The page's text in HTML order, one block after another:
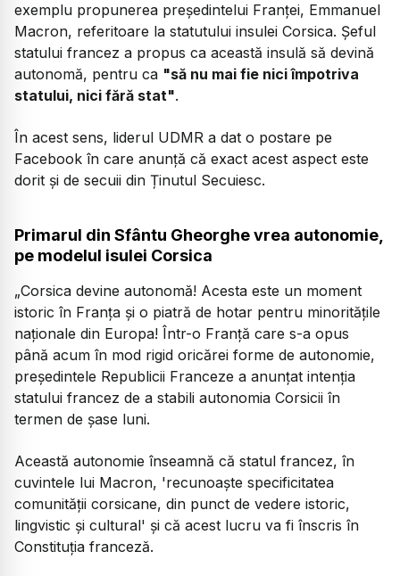
exemplu propunerea președintelui Franței, Emmanuel
Macron, referitoare la statutului insulei Corsica. Șeful
statului francez a propus ca această insulă să devină
autonomă, pentru ca "să nu mai fie nici împotriva
statului, nici fără stat".
În acest sens, liderul UDMR a dat o postare pe
Facebook în care anunță că exact acest aspect este
dorit și de secuii din Ținutul Secuiesc.
Primarul din Sfântu Gheorghe vrea autonomie,
pe modelul isulei Corsica
„Corsica devine autonomă! Acesta este un moment
istoric în Franţa şi o piatră de hotar pentru minorităţile
naţionale din Europa! Într-o Franţă care s-a opus
până acum în mod rigid oricărei forme de autonomie,
preşedintele Republicii Franceze a anunţat intenţia
statului francez de a stabili autonomia Corsicii în
termen de şase luni.
Această autonomie înseamnă că statul francez, în
cuvintele lui Macron, 'recunoaşte specificitatea
comunităţii corsicane, din punct de vedere istoric,
lingvistic şi cultural' şi că acest lucru va fi înscris în
Constituţia franceză.